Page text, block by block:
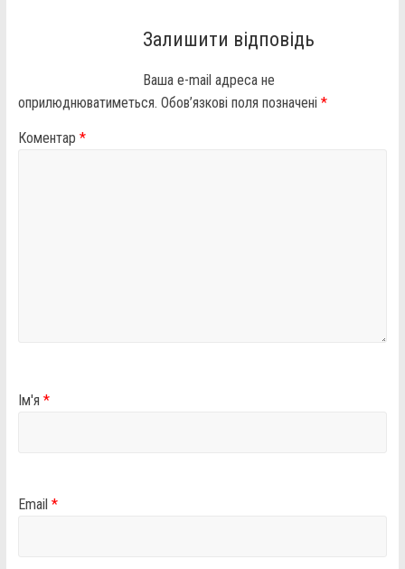
Залишити відповідь
Ваша e-mail адреса не
оприлюднюватиметься. Обов’язкові поля позначені *
Коментар *
Ім'я *
Email *